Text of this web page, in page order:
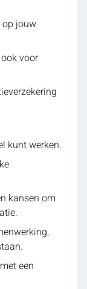
op jouw
voor
kunt werken.
kansen om
een